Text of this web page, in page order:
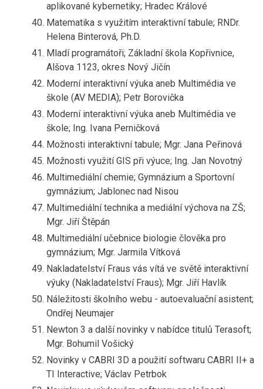
aplikované kybernetiky; Hradec Králové
Matematika s využitím interaktivní tabule; RNDr.
Helena Binterová, Ph.D.
Mladí programátoři; Základní škola Kopřivnice,
Alšova 1123, okres Nový Jičín
Moderní interaktivní výuka aneb Multimédia ve
škole (AV MEDIA); Petr Borovička
Moderní interaktivní výuka aneb Multimédia ve
škole; Ing. Ivana Perničková
Možnosti interaktivní tabule; Mgr. Jana Peřinová
Možnosti využití GIS při výuce; Ing. Jan Novotný
Multimediální chemie; Gymnázium a Sportovní
gymnázium; Jablonec nad Nisou
Multimediální technika a mediální výchova na ZŠ;
Mgr. Jiří Štěpán
Multimediální učebnice biologie člověka pro
gymnázium; Mgr. Jarmila Vítková
Nakladatelství Fraus vás vítá ve světě interaktivní
výuky (Nakladatelství Fraus); Mgr. Jiří Havlík
Náležitosti školního webu - autoevaluační asistent;
Ondřej Neumajer
Newton 3 a další novinky v nabídce titulů Terasoft;
Mgr. Bohumil Vošický
Novinky v CABRI 3D a použití softwaru CABRI II+ a
TI Interactive; Václav Petrbok